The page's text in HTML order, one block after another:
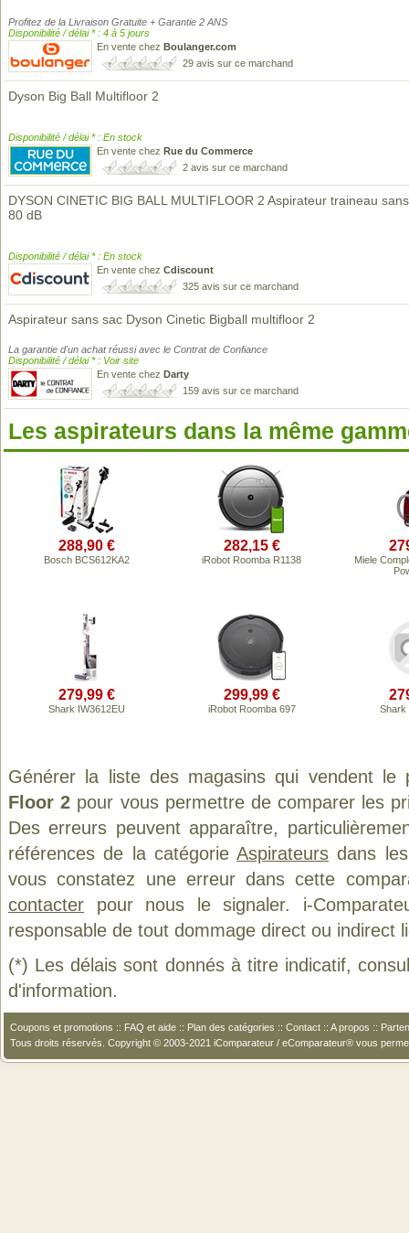
Profitez de la Livraison Gratuite + Garantie 2 ANS
Disponibilité / délai * : 4 à 5 jours
En vente chez Boulanger.com
29 avis sur ce marchand
Dyson Big Ball Multifloor 2
Disponibilité / délai * : En stock
En vente chez Rue du Commerce
2 avis sur ce marchand
DYSON CINETIC BIG BALL MULTIFLOOR 2 Aspirateur traineau
80 dB
Disponibilité / délai * : En stock
En vente chez Cdiscount
325 avis sur ce marchand
Aspirateur sans sac Dyson Cinetic Bigball multifloor 2
La garantie d'un achat réussi avec le Contrat de Confiance
Disponibilité / délai * : Voir site
En vente chez Darty
159 avis sur ce marchand
Les aspirateurs dans la même
288,90 €
Bosch BCS612KA2
282,15 €
iRobot Roomba R1138
Miele
279,99 €
Shark IW3612EU
299,99 €
iRobot Roomba 697 Shark
Générer la liste des magasins qui vendent le
Floor 2 pour vous permettre de comparer les
Des erreurs peuvent apparaître,
références de la catégorieAspirateurs dans
vous constatez une erreur dans cette
contacter pour nous le signaler. i-
responsable de tout dommage direct ou indirect
(*) Les délais sont donnés à titre indicatif,
d'information.
Coupons et promotions :: FAQ et aide :: Plan des catégories :: Contact :: A propos ::
Tous droits réservés. Copyright © 2003-2021 iComparateur / eComparateur® vous